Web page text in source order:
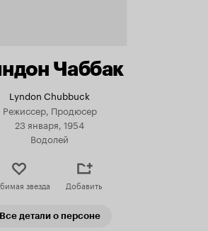
Чаббак
Lyndon Chubbuck
Режиссер, Продюсер
23 января, 1954
Водолей
звезда Добавить
Все детали о персоне